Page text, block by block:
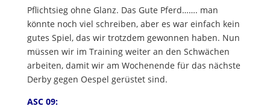
Pflichtsieg ohne Glanz. Das Gute Pferd……. man
könnte noch viel schreiben, aber es war einfach kein
gutes Spiel, das wir trotzdem gewonnen haben. Nun
müssen wir im Training weiter an den Schwächen
arbeiten, damit wir am Wochenende für das nächste
Derby gegen Oespel gerüstet sind.
ASC 09: